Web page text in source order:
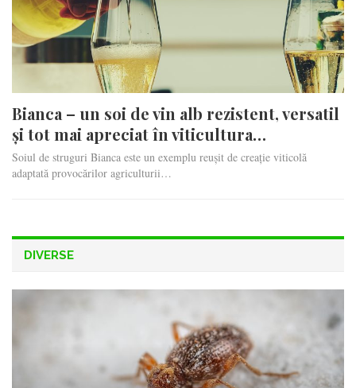
Bianca – un soi de vin alb rezistent, versatil
și tot mai apreciat în viticultura…
Soiul de struguri Bianca este un exemplu reușit de creație viticolă
adaptată provocărilor agriculturii…
DIVERSE